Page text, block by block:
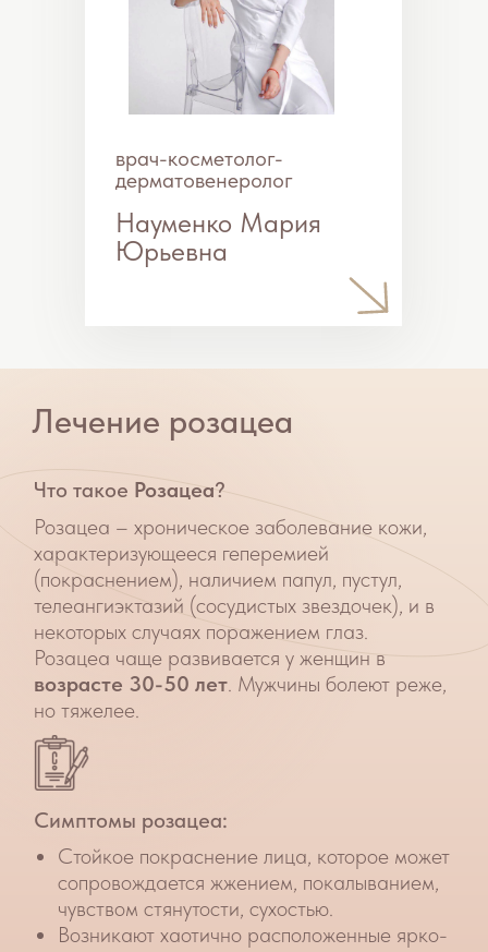
Розацеа – хроническое заболевание кожи,
характеризующееся геперемией
(покраснением), наличием папул, пустул,
телеангиэктазий (сосудистых звездочек), и в
некоторых случаях поражением глаз.
Розацеа чаще развивается у женщинв
Симптомы розацеа:
Стойкое покраснение лица, которое может
сопровождается жжением, покалыванием,
Leonardo Hyper Pulse
Лечение состоит из
продолжительностью20-30 минут.
Технология фотолечения розацеа
Этот современный метод избавления от
розацеа заключающийся в воздействии на
сосудистый компонент с помощью
импульсного света высокой интенсивности
Преимущества фотолечения розацеа
подходит для пациентов любого возраста
фотолечение не травмирует кожу и не
оставляет механических повреждений
быстрый результат – эффект виден уже на
2-3 сеанс
без боли и дискомфорта, ведь Leonardo
оснащен уникальной системой охлаждения
кожи
нет реабилитационного периода